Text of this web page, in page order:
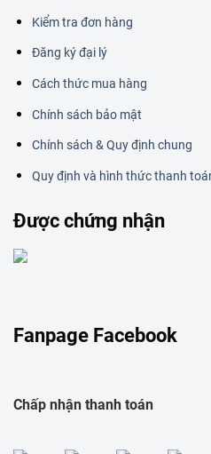
Kiểm tra đơn hàng
Đăng ký đại lý
Cách thức mua hàng
Chính sách bảo mật
Chính sách & Quy định chung
Quy định và hình thức thanh
Được chứng nhận
Fanpage Facebook
Chấp nhận thanh toán